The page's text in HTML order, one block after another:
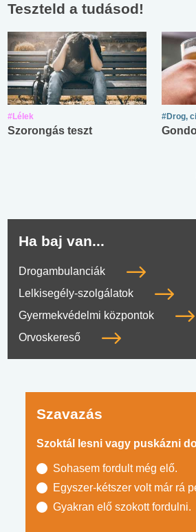
Teszteld a tudásod!
#Lélek
Szorongás teszt
#Drog,
Ha baj van...
Drogambulanciák
Lelkisegély-szolgálatok
Gyermekvédelmi központok
Orvoskereső
Szavazás
Szoktál lesni vagy puskázni
Sohasem fordult még elő.
Egyszer-kétszer volt már rá
Gyakran elő szokott fordulni.